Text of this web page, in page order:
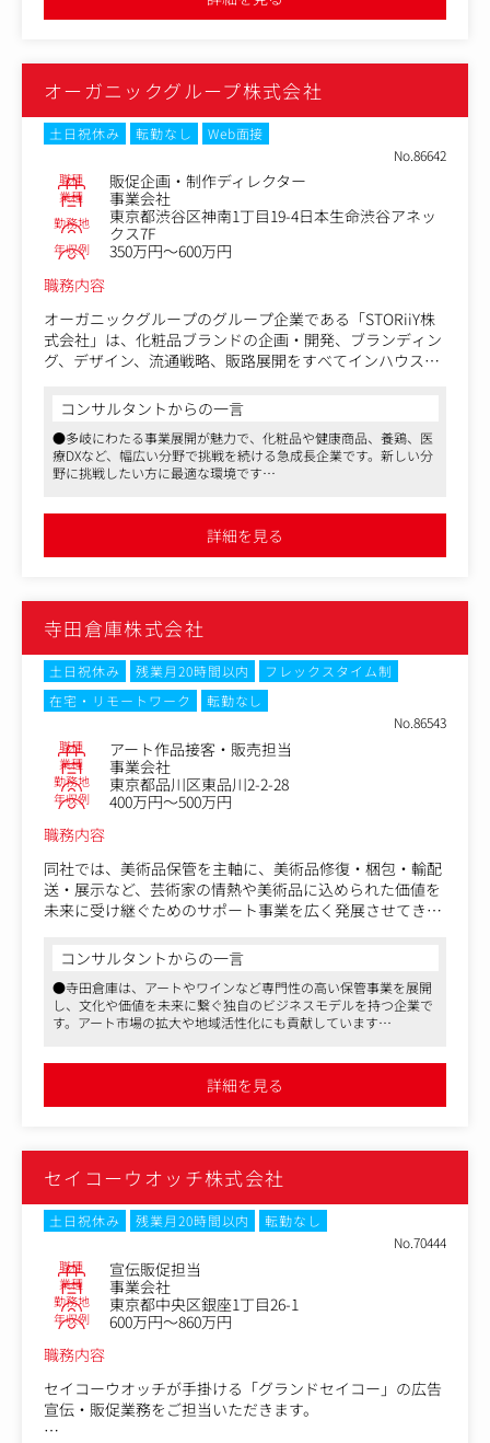
・顧客分析（KPIとして継続率、LTVなど）
メールの導入）
・キャンペーン企画・準備/運用/振り返り
・メルマガ作成/配信、SNSコンテンツ作成などがキャンペ
・会報誌の制作
・季節限定商品や福袋等のイベント企画を実施
・顧客の声から商品開発の企画～進行など
オーガニックグループ株式会社
土日祝休み 転勤なし
Web面接
No.86642
職種 販促企画・制作ディレクター
業種 事業会社
勤務地
東京都渋谷区神南1丁目19-4日本生命渋谷アネッ
クス7F
年収例
350万円～600万円
職務内容
オーガニックグループのグループ企業である「STORiiY株
式会社」は、化粧品ブランドの企画・開発、ブランディン
グ、デザイン、流通戦略、販路展開をすべてインハウスで
さらに、グループのインフラやノウハウを活かし、オンラ
イン・オフライン統合マーケティング支援も展開していま
す。
「いい仲間と いい仕事をし いい会社をつくる」を理念と
し、社内外をリスペクトしながら挑戦を続ける環境を大切
本ポジションは、韓国メイクアップブランド「pyt」の販
立案～実行までを一貫して推進していただくポジションで
す。
販促物を「つくる」だけでなく、どう見せれば手に取られ
るのか、どうすればブランドの世界観を伝えられるのかま
「pyt」のブランドコンセプトや世界観を理解し、店頭・S
NS・イベントなどあらゆる接点でブランド価値を最大化し
ていただきます。
ー」「MD」チームと連携し、少人数で密にコミュニケー
ションを取りながら、スピード感を持って販促施策を進め
ています。
＜ミッション＞
・店頭・SNS・POPUPを通じたブランド認知拡大
・店頭・ECで「売れる仕掛け」をつくること
＜業務概要＞
・店頭販促物・ディスプレイの企画制作
・POPUPイベント、SNS施策の企画運営
・市場・競合・トレンドリサーチ
・販促施策／キャンペーン企画立案
・POP・什器・ビジュアルなど販促物の企画・ディレクシ
ョン
・店頭ディスプレイ、売場演出の企画提案
・SNS連動施策、ノベルティ企画
・販促実績の分析、改善提案
・営業・PR・デザイン・店舗と連携した販促進行管理
コンサルタントからの一言
●多岐にわたる事業展開が魅力で、化粧品や健康商品、養鶏、医
療DXなど、幅広い分野で挑戦を続ける急成長企業です。新しい分
野に挑戦したい方に最適な環境です
る」経験を積みたい方におすすめです
●スピード感ある環境で、社員の自己評価を重視した年俸決定や
勉強会支援制度など、成長を後押しする仕組みが整っています。
詳細を見る
寺田倉庫株式会社
土日祝休み 残業月20時間以内
フレックスタイム制
在宅・リモートワーク
転勤なし
No.86543
職種 アート作品接客・販売担当
業種 事業会社
勤務地 東京都品川区東品川2-2-28
年収例
400万円～500万円
職務内容
同社では、美術品保管を主軸に、美術品修復・梱包・輸配
送・展示など、芸術家の情熱や美術品に込められた価値を
未来に受け継ぐためのサポート事業を広く発展させてきま
また、現代アートのコレクターズミュージアム「WHAT M
USEUM」・画材ラボ「PIGMENT TOKYO」・日本最大級の
ギャラリーコンプレックス「TERRADA ART COMPLEX」な
どの芸術文化発信施設の運営を通じて、天王洲をアートの
その中で今回の募集グループでは、日本のアート市場の裾
ギャラリーとカフェが融合するアート空間で、お食事やお
飲み物を楽しみながらアート作品を鑑賞・購入いただける
アートギャラリーカフェ「WHAT CAFE」にて、接客・営業
を通じて、より多くのひとにファーストアートと出会う場
を創出し、より多くの若手アーティストの支援を推進いた
だけることを期待しています。
具体的には、WHAT CAFEにて、ご来店されたお客様へのア
ート作品の提案・販売をメインに担っていただきます。ゆ
くゆくは、接客経験を活かし、販売戦略の立案やイベント
企画など、より幅広い業務に挑戦していただくことを想定
しています。
コンサルタントからの一言
●寺田倉庫は、アートやワインなど専門性の高い保管事業を展開
し、文化や価値を未来に繋ぐ独自のビジネスモデルを持つ企業で
す。アート市場の拡大や地域活性化にも貢献しています
社会的意義のある仕事に携われます
●フレックスタイム制やリモート勤務、副業可など柔軟な働き方
が可能。昼食補助や海外旅行補助など福利厚生も充実し、働きや
詳細を見る
セイコーウオッチ株式会社
土日祝休み 残業月20時間以内
転勤なし
No.70444
職種 宣伝販促担当
業種 事業会社
勤務地 東京都中央区銀座1丁目26-1
年収例
600万円～860万円
職務内容
セイコーウオッチが手掛ける「グランドセイコー」の広告
宣伝・販促業務をご担当いただきます。